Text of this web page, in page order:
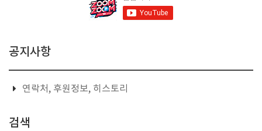
공지사항
연락처, 후원정보, 히스토리
검색